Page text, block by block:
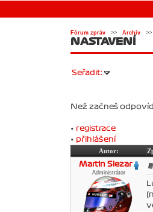
Fórum zpráv >> Archiv
NASTAVENÍ
Seřadit:
Než začneš
• registrace
• přihlášení
Autor:
Martin Slezar
Administrátor